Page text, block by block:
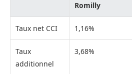
Romilly
Taux net CCI 1,16%
Taux
additionnel
3,68%